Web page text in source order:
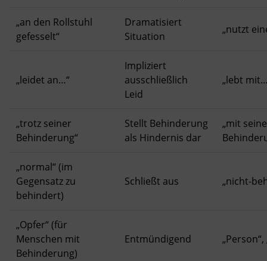
„an den Rollstuhl
gefesselt“
Dramatisiert
Situation
„nutzt
„leidet an…“
Impliziert
ausschließlich
Leid
„lebt
„trotz seiner
Behinderung“
Stellt Behinderung
als Hindernis dar
„mit
„normal“ (im
Gegensatz zu
behindert)
Schließt aus „nicht-
„Opfer“ (für
Menschen mit
Behinderung)
Entmündigend